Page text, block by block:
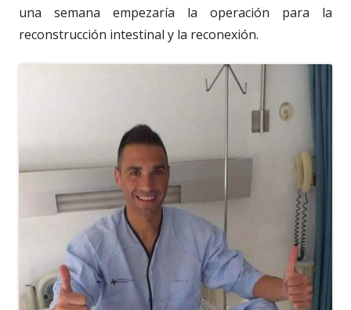
una semana empezaría la operación para la
reconstrucción intestinal y la reconexión.